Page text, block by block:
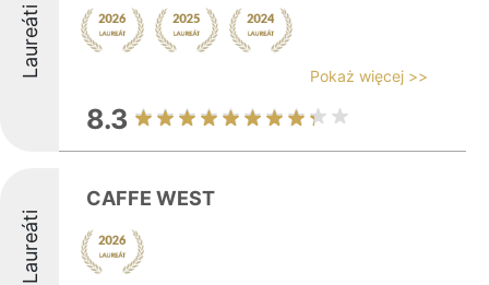
Laureáti Pokaż więcej >>
8.3
Laureáti
CAFFE WEST